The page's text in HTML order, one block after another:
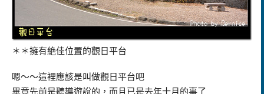
＊＊擁有絶佳位置的觀日平台
嗯～～這裡應該是叫做觀日平台吧
畢竟先前是聽導遊說的，而且已是去年十月的事了